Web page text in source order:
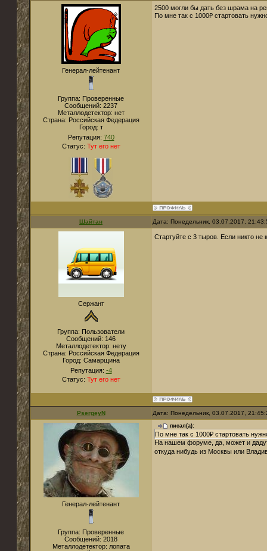
Генерал-лейтенант
Группа: Проверенные
Сообщений: 2237
Металлодетектор: нет
Страна: Российская Федерация
Город: т
Репутация: 740
Статус: Тут его нет
2500 могли бы дать без шрама на
По мне так с 1000₽ стартовать
Шайтан Дата: Понедельник, 03.07.2017,
Сержант
Группа: Пользователи
Сообщений: 146
Металлодетектор: нету
Страна: Российская Федерация
Город: Самарщина
Репутация: -4
Статус: Тут его нет
Стартуйте с 3 тыров. Если никто
PsergeyN Дата: Понедельник, 03.07.2017,
Генерал-лейтенант
Группа: Проверенные
Сообщений: 2018
Металлодетектор: лопата
писал(а):
По мне так с 1000₽ стартовать
На нашем форуме, да, может и
откуда нибудь из Москвы или